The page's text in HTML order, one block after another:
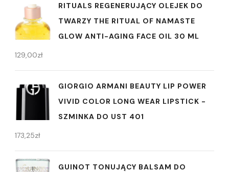
RITUALS REGENERUJĄCY OLEJEK DO
TWARZY THE RITUAL OF NAMASTE
GLOW ANTI-AGING FACE OIL 30 ML
129,00zł
GIORGIO ARMANI BEAUTY LIP POWER
VIVID COLOR LONG WEAR LIPSTICK -
SZMINKA DO UST 401
173,25zł
GUINOT TONUJĄCY BALSAM DO